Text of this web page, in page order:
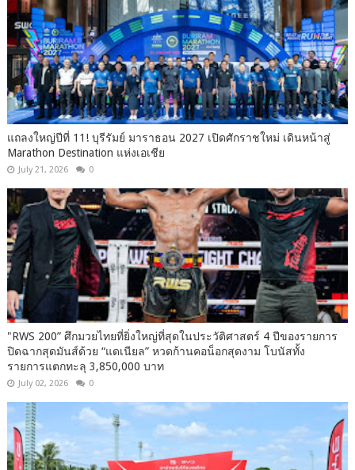
แถลงใหญ่ปีที่ 11! บุรีรัมย์ มาราธอน 2027 เปิดศักราชใหม่ เดินหน้าสู่
Marathon Destination แห่งเอเชีย
July 21, 2026 0
"RWS 200” ศึกมวยไทยที่ยิ่งใหญ่ที่สุดในประวัติศาสตร์ 4 ปีของรายการ
ปิดฉากสุดมันส์ด้วย “แดเนียล” หวดก้านคอน็อกสุดงาม โบนัสทั้ง
รายการแตกทะลุ 3,850,000 บาท
July 02, 2026 0